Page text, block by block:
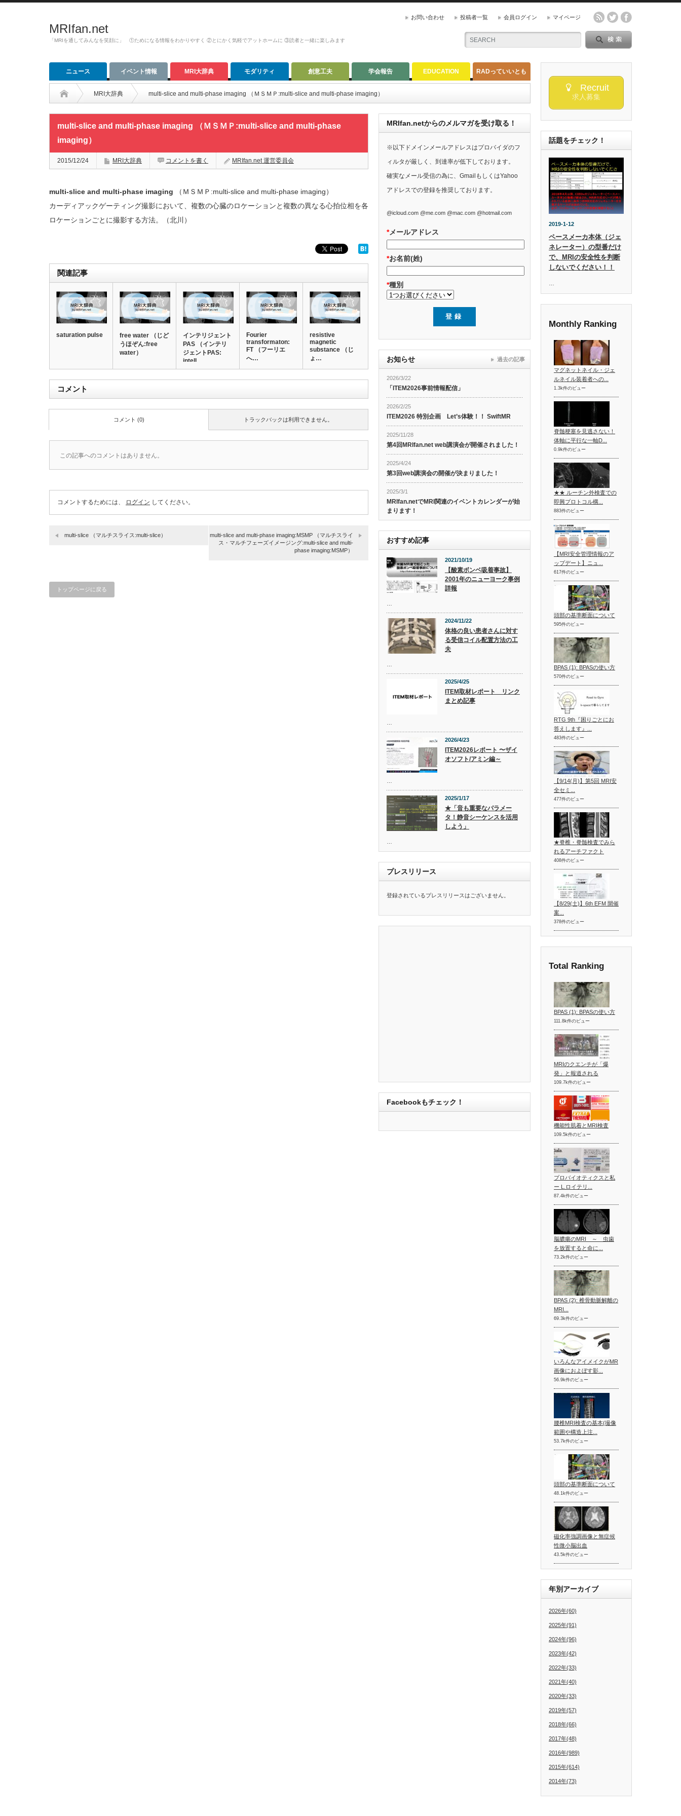
MRIfan.net
「MRIを通してみんなを笑顔に」 ①ためになる情報をわかりやすく ②とにかく気軽でアットホームに ③読者と一緒に楽しみます
お問い合わせ 投稿者一覧 会員ログイン マイページ
ニュース イベント情報 MRI大辞典 モダリティ 創意工夫 学会報告 EDUCATION RADっていいとも
MRI大辞典 multi-slice and multi-phase imaging （ＭＳＭＰ:multi-slice and multi-phase imaging）
multi-slice and multi-phase imaging （ＭＳＭＰ:multi-slice and multi-phase
imaging）
2015/12/24 MRI大辞典 コメントを書く MRIfan.net 運営委員会
multi-slice and multi-phase imaging （ＭＳＭＰ:multi-slice and multi-phase imaging）
カーディアックゲーティング撮影において、複数の心臓のロケーションと複数の異なる心拍位相を各
ロケーションごとに撮影する方法。（北川）
関連記事
saturation pulse
free water （じど
うほぞん:free
water）
インテリジェント
PAS （インテリ
ジェントPAS:
intell…
Fourier
transformaton:
FT （フーリエ
へ…
resistive
magnetic
substance （じ
ょ…
コメント
トラックバックは利用できません。
コメント (0)
この記事へのコメントはありません。
コメントするためには、 ログイン してください。
multi-slice （マルチスライス:multi-slice）
multi-slice and multi-phase imaging:MSMP （マルチスライ
ス・マルチフェーズイメージング:multi-slice and multi-
phase imaging:MSMP）
トップページに戻る
MRIfan.netからのメルマガを受け取る！
※以下ドメインメールアドレスはプロバイダのフ
ィルタが厳しく、到達率が低下しております。
確実なメール受信の為に、GmailもしくはYahoo
アドレスでの登録を推奨しております。
@icloud.com @me.com @mac.com @hotmail.com
*メールアドレス
*お名前(姓)
*種別
お知らせ
2026/3/22
「ITEM2026事前情報配信」
2026/2/25
ITEM2026 特別企画 Let’s体験！！ SwiftMR
2025/11/28
第4回MRIfan.net web講演会が開催されました！
2025/4/24
第3回web講演会の開催が決まりました！
2025/3/1
MRIfan.netでMRI関連のイベントカレンダーが始
まります！
過去の記事
おすすめ記事
2021/10/19
【酸素ボンベ吸着事故】
2001年のニューヨーク事例
詳報
2024/11/22
体格の良い患者さんに対す
る受信コイル配置方法の工
夫
2025/4/25
ITEM取材レポート リンク
まとめ記事
2026/4/23
ITEM2026レポート 〜ザイ
オソフト/アミン編～
2025/1/17
★「音も重要なパラメー
タ！静音シーケンスを活用
しよう」
プレスリリース
登録されているプレスリリースはございません。
Facebookもチェック！
Recruit
求人募集
話題をチェック！
2019-1-12
ペースメーカ本体（ジェ
ネレーター）の型番だけ
で、MRIの安全性を判断
しないでください！！
Monthly Ranking
マグネットネイル・ジェ
ルネイル装着者への...
1.3k件のビュー
脊髄梗塞を見逃さない！
体軸に平行な一軸D...
0.9k件のビュー
★★ ルーチン外検査での
即興プロトコル構...
883件のビュー
【MRI安全管理情報のア
ップデート】ニュ...
617件のビュー
頭部の基準断面について
595件のビュー
BPAS (1): BPASの使い方
570件のビュー
RTG 9th『困りごとにお
答えします』...
483件のビュー
【9/14(月)】第5回 MRI安
全セミ...
477件のビュー
★脊椎・脊髄検査でみら
れるアーチファクト
408件のビュー
【8/29(土)】6th EFM 開催
案...
378件のビュー
Total Ranking
BPAS (1): BPASの使い方
111.8k件のビュー
MRIのクエンチが「爆
発」と報道される
109.7k件のビュー
機能性肌着とMRI検査
109.5k件のビュー
プロバイオティクスと私
ー L.ロイテリ...
87.4k件のビュー
脳膿瘍のMRI ～ 虫歯
を放置すると命に...
73.2k件のビュー
BPAS (2): 椎骨動脈解離の
MRI...
69.3k件のビュー
いろんなアイメイクがMR
画像におよぼす影...
56.9k件のビュー
腰椎MRI検査の基本(撮像
範囲や構造上注...
53.7k件のビュー
頭部の基準断面について
48.1k件のビュー
磁化率強調画像と無症候
性微小脳出血
43.5k件のビュー
年別アーカイブ
2026年(60)
2025年(91)
2024年(96)
2023年(42)
2022年(33)
2021年(40)
2020年(33)
2019年(57)
2018年(66)
2017年(48)
2016年(989)
2015年(614)
2014年(73)